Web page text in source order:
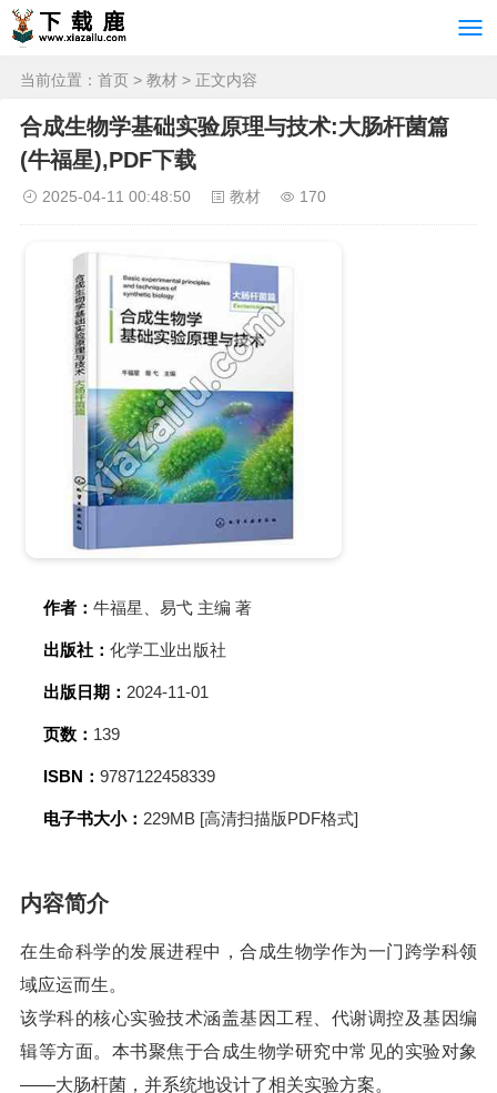
当前位置： 首页 > 教材 > 正文内容
合成生物学基础实验原理与技术:大肠杆菌篇
(牛福星),PDF下载
2025-04-11 00:48:50 教材 170
作者： 牛福星、易弋 主编 著
出版社： 化学工业出版社
出版日期： 2024-11-01
页数： 139
ISBN： 9787122458339
电子书大小： 229MB [高清扫描版PDF格式]
内容简介
在生命科学的发展进程中，合成生物学作为一门跨学科领
域应运而生。
该学科的核心实验技术涵盖基因工程、代谢调控及基因编
辑等方面。本书聚焦于合成生物学研究中常见的实验对象
——大肠杆菌，并系统地设计了相关实验方案。